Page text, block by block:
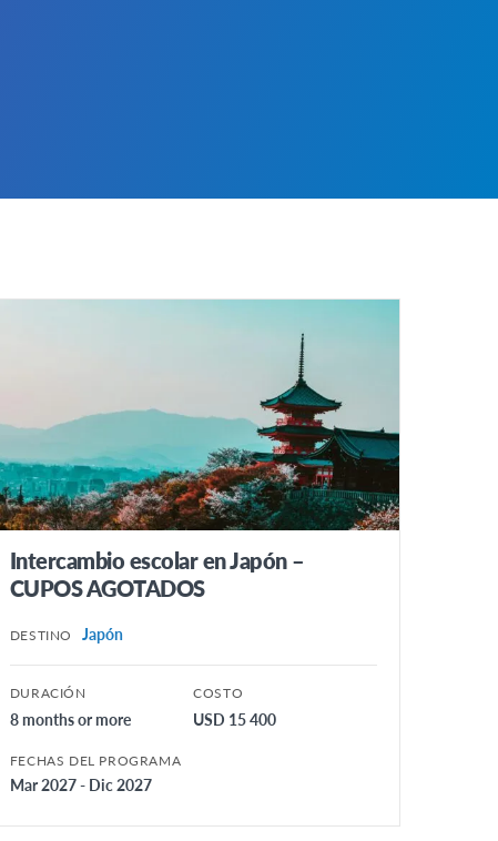
Intercambio escolar en Japón –
CUPOS AGOTADOS
DESTINO Japón
DURACIÓN
8 months or more
COSTO
USD 15 400
FECHAS DEL PROGRAMA
Mar 2027 - Dic 2027